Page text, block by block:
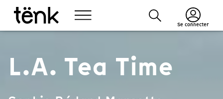
Se connecter
L.A. Tea Time